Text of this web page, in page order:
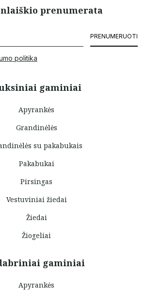
gaminiai
Apyrankės
Grandinėlės
su pakabukais
Pakabukai
Pirsingas
Vestuviniai žiedai
Žiedai
Žiogeliai
gaminiai
Apyrankės
prenumerata
PRENUMERUOTI
politika